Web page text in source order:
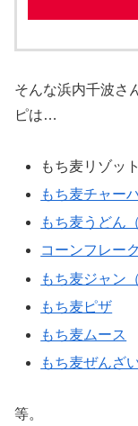
そんな浜内千波さ
ピは…
もち麦リゾット
もち麦チャー
もち麦うどん
コーンフレー
もち麦ジャン
もち麦ピザ
もち麦ムース
もち麦ぜんざ
等。